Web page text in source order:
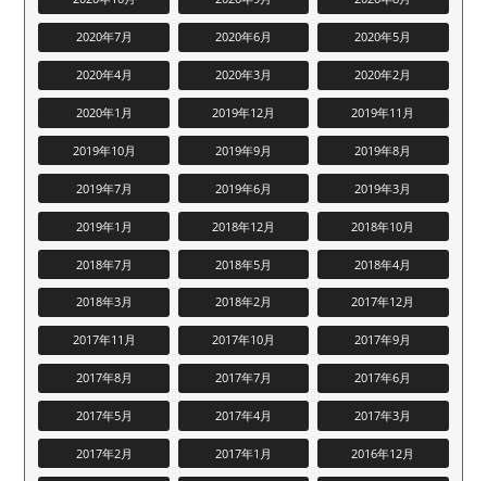
2020年7月 2020年6月 2020年5月
2020年4月 2020年3月 2020年2月
2020年1月 2019年12月 2019年11月
2019年10月 2019年9月 2019年8月
2019年7月 2019年6月 2019年3月
2019年1月 2018年12月 2018年10月
2018年7月 2018年5月 2018年4月
2018年3月 2018年2月 2017年12月
2017年11月 2017年10月 2017年9月
2017年8月 2017年7月 2017年6月
2017年5月 2017年4月 2017年3月
2017年2月 2017年1月 2016年12月